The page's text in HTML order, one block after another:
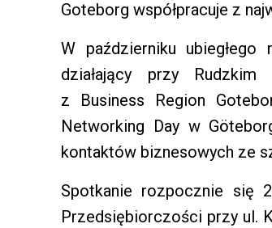
Goteborg współpracuje z
W październiku
działający przy Rudzkim
z Business Region
Networking Day w
kontaktów biznesowych ze
Spotkanie rozpocznie się
Przedsiębiorczości przy ul.